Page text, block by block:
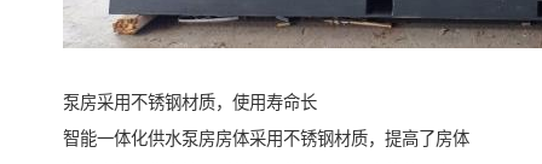
泵房采用不锈钢材质，使用寿命长
智能一体化供水泵房房体采用不锈钢材质，提高了房体